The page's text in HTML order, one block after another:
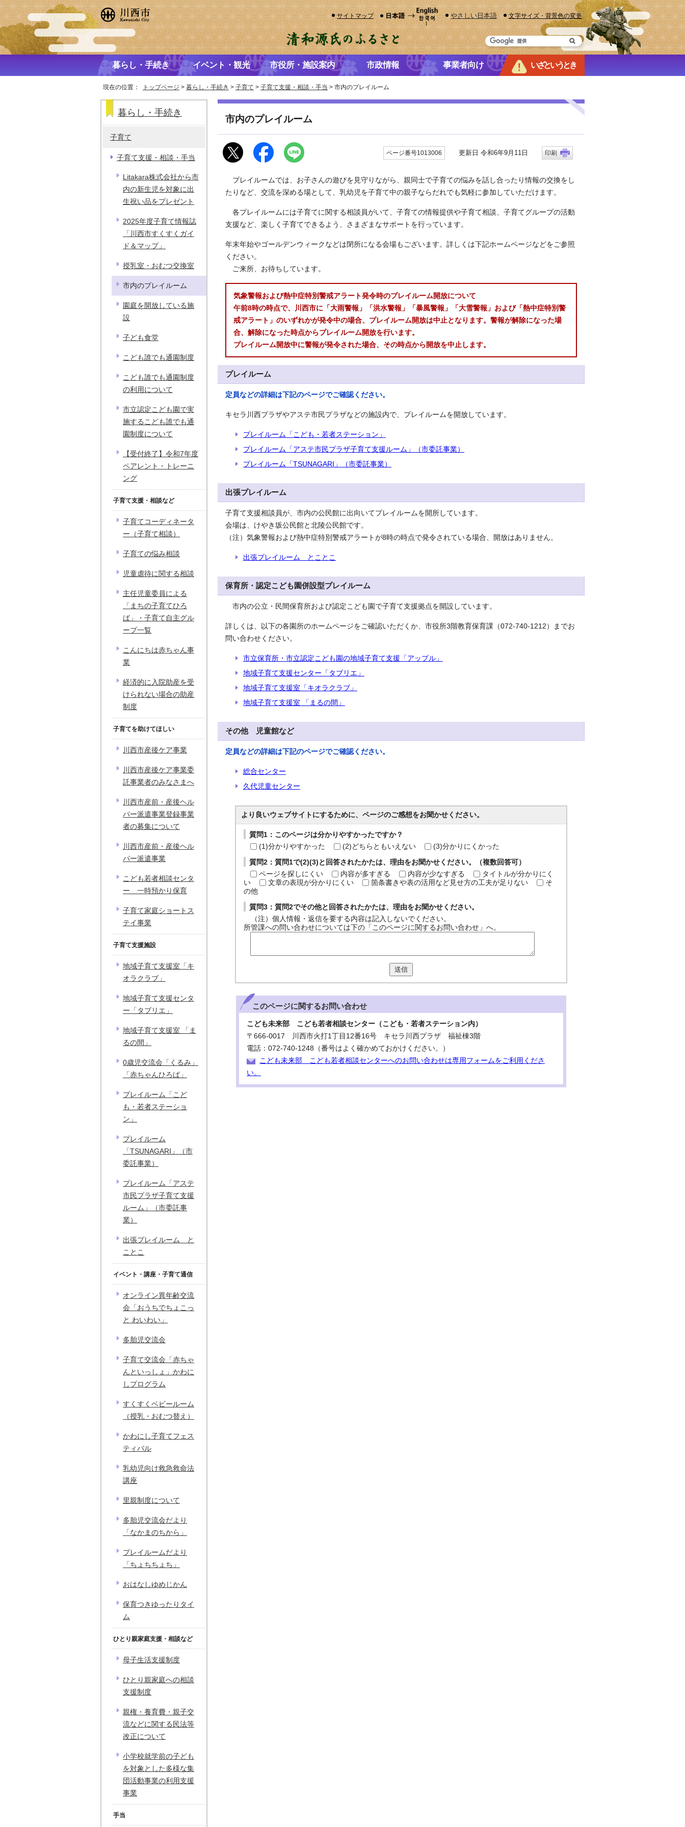
サイトマップ やさしい日本語 文字サイズ・背景色の変更
暮らし・手続き イベント・観光 市役所・施設案内 市政情報 事業者向け いざというとき
現在の位置： トップページ > 暮らし・手続き > 子育て > 子育て支援・相談・手当 > 市内のプレイルーム
市内のプレイルーム
ページ番号1013006 更新日 令和6年9月11日 印刷
プレイルームでは、お子さんの遊びを見守りながら、親同士で子育ての悩みを話し合ったり情報の交換をし
たりなど、交流を深める場として、乳幼児を子育て中の親子ならだれでも気軽に参加していただけます。
各プレイルームには子育てに関する相談員がいて、子育ての情報提供や子育て相談、子育てグループの活動
支援など、楽しく子育てできるよう、さまざまなサポートを行っています。
年末年始やゴールデンウィークなどは閉所になる会場もございます。詳しくは下記ホームページなどをご参照
ください。
ご来所、お待ちしています。
気象警報および熱中症特別警戒アラート発令時のプレイルーム開放について
午前8時の時点で、川西市に「大雨警報」「洪水警報」「暴風警報」「大雪警報」および「熱中症特別警
戒アラート」のいずれかが発令中の場合、プレイルーム開放は中止となります。警報が解除になった場
合、解除になった時点からプレイルーム開放を行います。
プレイルーム開放中に警報が発令された場合、その時点から開放を中止します。
プレイルーム
定員などの詳細は下記のページでご確認ください。
キセラ川西プラザやアステ市民プラザなどの施設内で、プレイルームを開放しています。
プレイルーム「こども・若者ステーション」
プレイルーム「アステ市民プラザ子育て支援ルーム」（市委託事業）
プレイルーム「TSUNAGARI」（市委託事業）
出張プレイルーム
子育て支援相談員が、市内の公民館に出向いてプレイルームを開所しています。
会場は、けやき坂公民館と北陵公民館です。
（注）気象警報および熱中症特別警戒アラートが8時の時点で発令されている場合、開放はありません。
出張プレイルーム とことこ
保育所・認定こども園併設型プレイルーム
市内の公立・民間保育所および認定こども園で子育て支援拠点を開設しています。
詳しくは、以下の各園所のホームページをご確認いただくか、市役所3階教育保育課（072-740-1212）までお
問い合わせください。
市立保育所・市立認定こども園の地域子育て支援「アップル」
地域子育て支援センター「タブリエ」
地域子育て支援室「キオラクラブ」
地域子育て支援室 「まるの間」
その他 児童館など
定員などの詳細は下記のページでご確認ください。
総合センター
久代児童センター
より良いウェブサイトにするために、ページのご感想をお聞かせください。
質問1：このページは分かりやすかったですか？
(1)分かりやすかった
(2)どちらともいえない (3)分かりにくかった
質問2：質問1で(2)(3)と回答されたかたは、理由をお聞かせください。（複数回答可）
ページを探しにくい
内容が多すぎる 内容が少なすぎる
タイトルが分かりにく
い
文章の表現が分かりにくい 箇条書きや表の活用など見せ方の工夫が足りない
そ
の他
質問3：質問2でその他と回答されたかたは、理由をお聞かせください。
（注）個人情報・返信を要する内容は記入しないでください。
所管課への問い合わせについては下の「このページに関するお問い合わせ」へ。
送信
このページに関するお問い合わせ
こども未来部 こども若者相談センター（こども・若者ステーション内）
〒666-0017 川西市火打1丁目12番16号 キセラ川西プラザ 福祉棟3階
電話：072-740-1248（番号はよく確かめておかけください。）
こども未来部 こども若者相談センターへのお問い合わせは専用フォームをご利用くださ
い。
暮らし・手続き
子育て
子育て支援・相談・手当
Litakara株式会社から市
内の新生児を対象に出
生祝い品をプレゼント
2025年度子育て情報誌
「川西市すくすくガイ
ド＆マップ」
授乳室・おむつ交換室
市内のプレイルーム
園庭を開放している施
設
子ども食堂
こども誰でも通園制度
こども誰でも通園制度
の利用について
市立認定こども園で実
施するこども誰でも通
園制度について
【受付終了】令和7年度
ペアレント・トレーニ
ング
子育て支援・相談など
子育てコーディネータ
ー（子育て相談）
子育ての悩み相談
児童虐待に関する相談
主任児童委員による
「まちの子育てひろ
ば」・子育て自主グル
ープ一覧
こんにちは赤ちゃん事
業
経済的に入院助産を受
けられない場合の助産
制度
子育てを助けてほしい
川西市産後ケア事業
川西市産後ケア事業委
託事業者のみなさまへ
川西市産前・産後ヘル
パー派遣事業登録事業
者の募集について
川西市産前・産後ヘル
パー派遣事業
こども若者相談センタ
ー 一時預かり保育
子育て家庭ショートス
テイ事業
子育て支援施設
地域子育て支援室「キ
オラクラブ」
地域子育て支援センタ
ー「タブリエ」
地域子育て支援室 「ま
るの間」
0歳児交流会「くるみ」
「赤ちゃんひろば」
プレイルーム「こど
も・若者ステーショ
ン」
プレイルーム
「TSUNAGARI」（市
委託事業）
プレイルーム「アステ
市民プラザ子育て支援
ルーム」（市委託事
業）
出張プレイルーム と
ことこ
イベント・講座・子育て通信
オンライン異年齢交流
会「おうちでちょこっ
と わいわい」
多胎児交流会
子育て交流会「赤ちゃ
んといっしょ」かわに
しプログラム
すくすくベビールーム
（授乳・おむつ替え）
かわにし子育てフェス
ティバル
乳幼児向け救急救命法
講座
里親制度について
多胎児交流会だより
「なかまのちから」
プレイルームだより
「ちょちちょち」
おはなしゆめじかん
保育つきゆったりタイ
ム
ひとり親家庭支援・相談など
母子生活支援制度
ひとり親家庭への相談
支援制度
親権・養育費・親子交
流などに関する民法等
改正について
小学校就学前の子ども
を対象とした多様な集
団活動事業の利用支援
事業
手当